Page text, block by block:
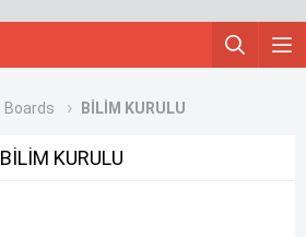
Boards BİLİM KURULU
BİLİM KURULU